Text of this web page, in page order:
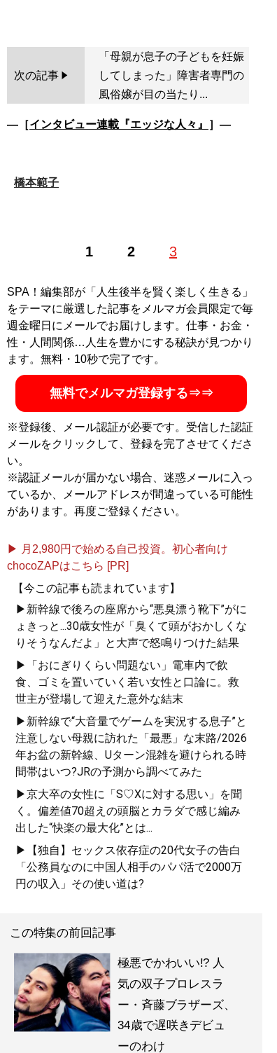
次の記事
「母親が息子の子どもを妊娠
してしまった」障害者専門の
風俗嬢が目の当たり...
―［インタビュー連載『エッジな人々』 ］―
橋本範子
1 2 3
SPA！編集部が「人生後半を賢く楽しく生きる」
をテーマに厳選した記事をメルマガ会員限定で毎
週金曜日にメールでお届けします。仕事・お金・
性・人間関係…人生を豊かにする秘訣が見つかり
ます。無料・10秒で完了です。
無料でメルマガ登録する⇒⇒
※登録後、メール認証が必要です。受信した認証
メールをクリックして、登録を完了させてくださ
い。
※認証メールが届かない場合、迷惑メールに入っ
ているか、メールアドレスが間違っている可能性
があります。再度ご登録ください。
▶ 月2,980円で始める自己投資。初心者向け
chocoZAPはこちら [PR]
【今この記事も読まれています】
▶新幹線で後ろの座席から“悪臭漂う靴下”がに
ょきっと...30歳女性が「臭くて頭がおかしくな
りそうなんだよ」と大声で怒鳴りつけた結果
▶「おにぎりくらい問題ない」電車内で飲
食、ゴミを置いていく若い女性と口論に。救
世主が登場して迎えた意外な結末
▶新幹線で“大音量でゲームを実況する息子”と
注意しない母親に訪れた「最悪」な末路/2026
年お盆の新幹線、Uターン混雑を避けられる時
間帯はいつ?JRの予測から調べてみた
▶京大卒の女性に「S♡Xに対する思い」を聞
く。偏差値70超えの頭脳とカラダで感じ編み
出した“快楽の最大化”とは...
▶【独自】セックス依存症の20代女子の告白
「公務員なのに中国人相手のパパ活で2000万
円の収入」その使い道は?
この特集の前回記事
極悪でかわいい!? 人
気の双子プロレスラ
ー・斉藤ブラザーズ、
34歳で遅咲きデビュ
ーのわけ